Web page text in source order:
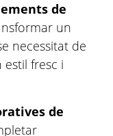
de
un
necessitat de
estil fresc i
de